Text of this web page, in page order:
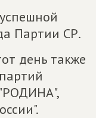
Партии СР.
день также